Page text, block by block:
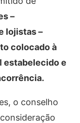
–
lojistas –
colocado à
estabelecido e
o conselho